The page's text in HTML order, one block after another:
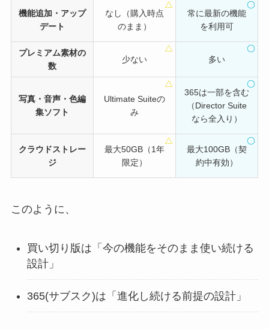
機能追加・アップ
デート
なし（購入時点
のまま）
常に最新の機能
を利用可
プレミアム素材の
数
少ない 多い
写真・音声・色編
集ソフト
Ultimate Suiteの
み
365は一部を含む
（Director Suite
なら全入り）
クラウドストレー
ジ
最大50GB（1年
限定）
最大100GB（契
約中有効）
このように、
買い切り版は「今の機能をそのまま使い続ける
設計」
365(サブスク)は「進化し続ける前提の設計」